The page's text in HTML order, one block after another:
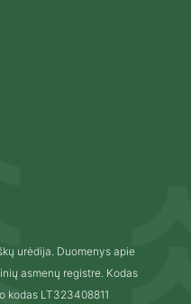
urėdija. Duomenys apie
asmenų registre. Kodas
kodas LT323408811